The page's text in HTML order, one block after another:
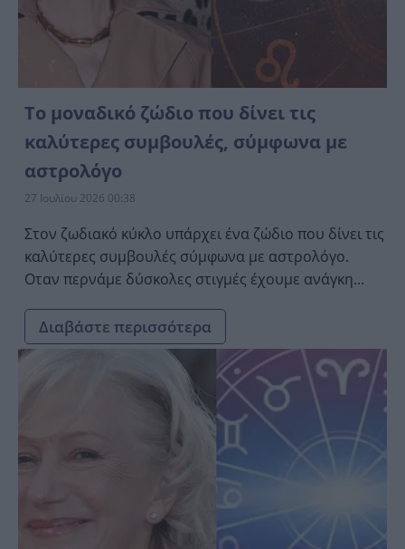
To μοναδικό ζώδιο που δίνει τις
καλύτερες συμβουλές, σύμφωνα με
αστρολόγο
27 Ιουλίου 2026 00:38
Στον ζωδιακό κύκλο υπάρχει ένα ζώδιο που δίνει τις
καλύτερες συμβουλές σύμφωνα με αστρολόγο.
Οταν περνάμε δύσκολες στιγμές έχουμε ανάγκη...
Διαβάστε περισσότερα